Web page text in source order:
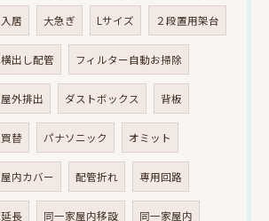
入居 大急ぎ Lサイズ ２段置用架台
横出し配管 フィルター自動お掃除
屋外排出 ダストボックス 背板
買替 パナソニック オミット
屋内カバー 配管折れ 専用回路
延長 同一家屋内移設 同一家屋内